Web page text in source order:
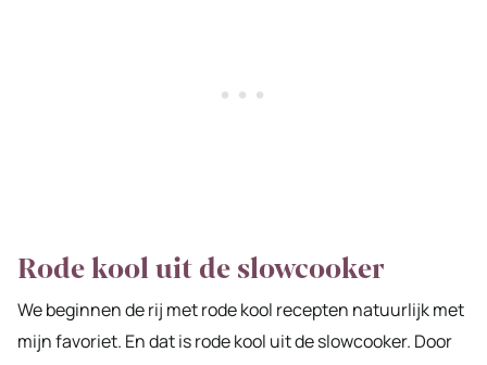
Rode kool uit de slowcooker
We beginnen de rij met rode kool recepten natuurlijk met
mijn favoriet. En dat is rode kool uit de slowcooker. Door